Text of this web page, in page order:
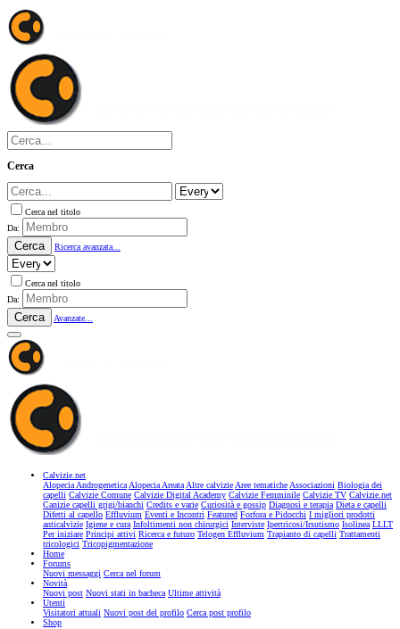
Cerca
Cerca nel titolo
Da:
Cerca Ricerca avanzata...
Cerca nel titolo
Da:
Cerca Avanzate...
Calvizie.net
Alopecia AndrogeneticaAlopecia AreataAltre calvizieAree tematicheAssociazioni Biologia dei
capelli Calvizie Comune Calvizie Digital Academy Calvizie Femminile Calvizie TV Calvizie.net
Canizie capelli grigi/bianchi Credits e varie Curiosità e gossip Diagnosi e terapia Dieta e capelli
Difetti al capello Effluvium Eventi e Incontri Featured Forfora e Pidocchi I migliori prodotti
anticalvizie Igiene e cura Infoltimenti non chirurgici Interviste Ipertricosi/Irsutismo Isolinea LLLT
Per iniziare Principi attivi Ricerca e futuro Telogen Effluvium Trapianto di capelli Trattamenti
tricologici Tricopigmentazione
Home
Forums
Nuovi messaggi Cerca nel forum
Novità
Nuovi post Nuovi stati in bacheca Ultime attività
Utenti
Visitatori attuali Nuovi post del profilo Cerca post profilo
Shop